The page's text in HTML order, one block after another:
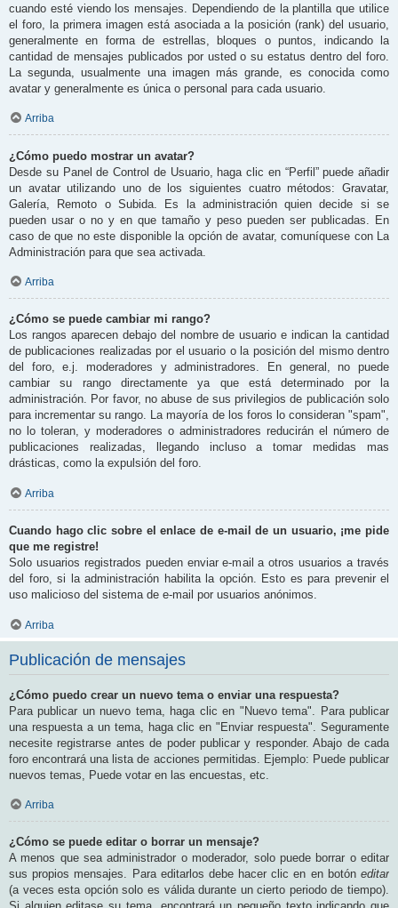
cuando esté viendo los mensajes. Dependiendo de la plantilla que utilice
el foro, la primera imagen está asociada a la posición (rank) del usuario,
generalmente en forma de estrellas, bloques o puntos, indicando la
cantidad de mensajes publicados por usted o su estatus dentro del foro.
La segunda, usualmente una imagen más grande, es conocida como
avatar y generalmente es única o personal para cada usuario.
Arriba
¿Cómo puedo mostrar un avatar?
Desde su Panel de Control de Usuario, haga clic en “Perfil” puede añadir
un avatar utilizando uno de los siguientes cuatro métodos: Gravatar,
Galería, Remoto o Subida. Es la administración quien decide si se
pueden usar o no y en que tamaño y peso pueden ser publicadas. En
caso de que no este disponible la opción de avatar, comuníquese con La
Administración para que sea activada.
Arriba
¿Cómo se puede cambiar mi rango?
Los rangos aparecen debajo del nombre de usuario e indican la cantidad
de publicaciones realizadas por el usuario o la posición del mismo dentro
del foro, e.j. moderadores y administradores. En general, no puede
cambiar su rango directamente ya que está determinado por la
administración. Por favor, no abuse de sus privilegios de publicación solo
para incrementar su rango. La mayoría de los foros lo consideran "spam",
no lo toleran, y moderadores o administradores reducirán el número de
publicaciones realizadas, llegando incluso a tomar medidas mas
drásticas, como la expulsión del foro.
Arriba
Cuando hago clic sobre el enlace de e-mail de un usuario, ¡me pide
que me registre!
Solo usuarios registrados pueden enviar e-mail a otros usuarios a través
del foro, si la administración habilita la opción. Esto es para prevenir el
uso malicioso del sistema de e-mail por usuarios anónimos.
Arriba
Publicación de mensajes
¿Cómo puedo crear un nuevo tema o enviar una respuesta?
Para publicar un nuevo tema, haga clic en "Nuevo tema". Para publicar
una respuesta a un tema, haga clic en "Enviar respuesta". Seguramente
necesite registrarse antes de poder publicar y responder. Abajo de cada
foro encontrará una lista de acciones permitidas. Ejemplo: Puede publicar
nuevos temas, Puede votar en las encuestas, etc.
Arriba
¿Cómo se puede editar o borrar un mensaje?
A menos que sea administrador o moderador, solo puede borrar o editar
sus propios mensajes. Para editarlos debe hacer clic en en botón editar
(a veces esta opción solo es válida durante un cierto periodo de tiempo).